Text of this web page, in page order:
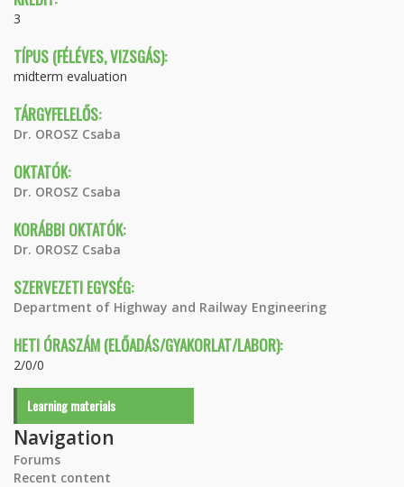
3
TÍPUS (FÉLÉVES, VIZSGÁS):
midterm evaluation
TÁRGYFELELŐS:
Dr. OROSZ Csaba
OKTATÓK:
Dr. OROSZ Csaba
KORÁBBI OKTATÓK:
Dr. OROSZ Csaba
SZERVEZETI EGYSÉG:
Department of Highway and Railway Engineering
HETI ÓRASZÁM (ELŐADÁS/GYAKORLAT/LABOR):
2/0/0
Learning materials
Navigation
Forums
Recent content